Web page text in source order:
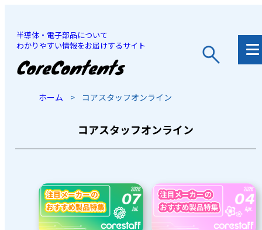
半導体・電子部品について
わかりやすい情報をお届けするサイト
JP
ホーム > コアスタッフオンライン
コアスタッフオンライン